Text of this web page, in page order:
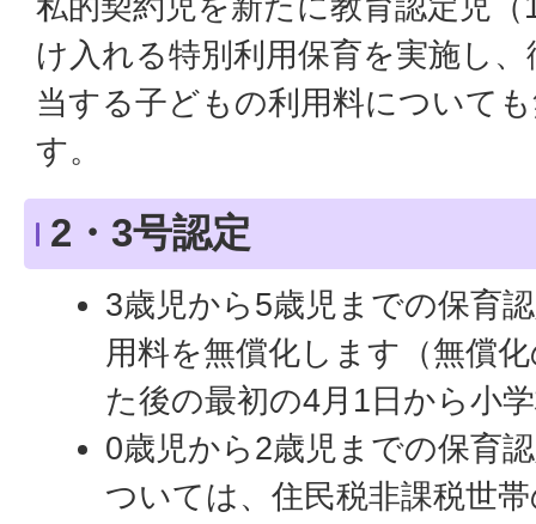
け入れる特別利用保育を実施し
当する子どもの利用料について
す。
2・3号認定
3歳児から5歳児までの保育
用料を無償化します（無償
た後の最初の4月1日から小
0歳児から2歳児までの保育
ついては、住民税非課税世